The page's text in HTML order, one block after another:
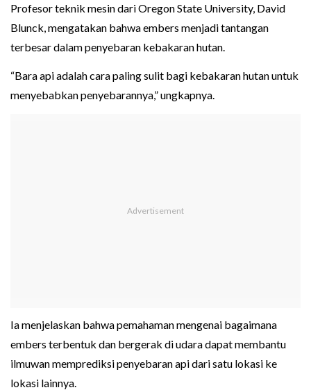
Profesor teknik mesin dari Oregon State University, David
Blunck, mengatakan bahwa embers menjadi tantangan
terbesar dalam penyebaran kebakaran hutan.
“Bara api adalah cara paling sulit bagi kebakaran hutan untuk
menyebabkan penyebarannya,” ungkapnya.
Ia menjelaskan bahwa pemahaman mengenai bagaimana
embers terbentuk dan bergerak di udara dapat membantu
ilmuwan memprediksi penyebaran api dari satu lokasi ke
lokasi lainnya.